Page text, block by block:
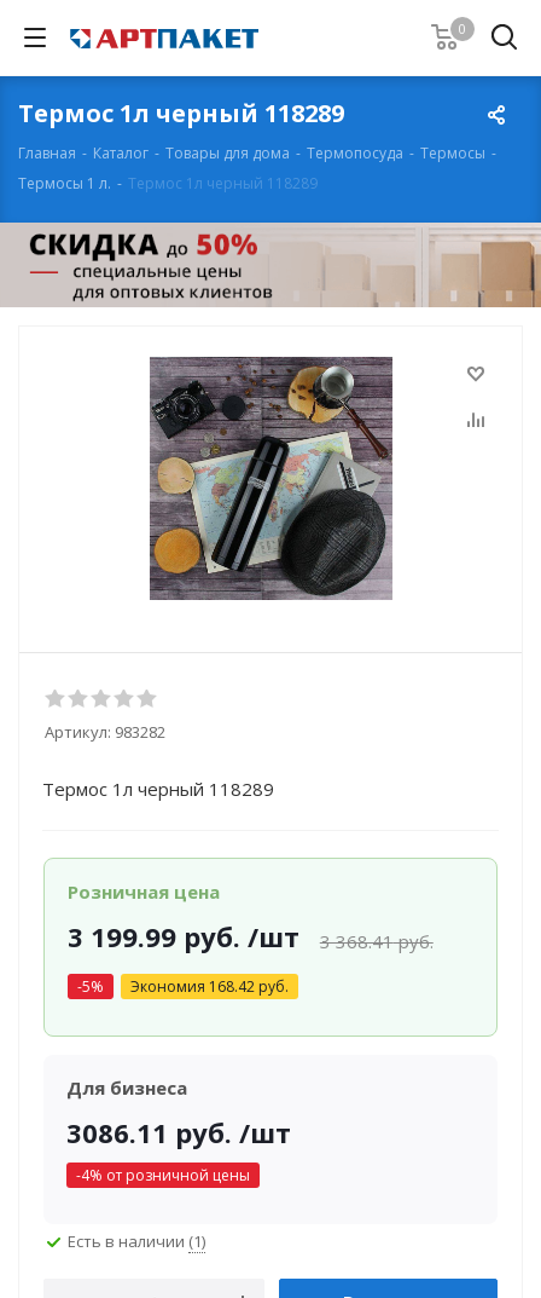
0
Термос 1л черный 118289
Главная - Каталог - Товары для дома - Термопосуда - Термосы -
Термосы 1 л. - Термос 1л черный 118289
Артикул: 983282
Термос 1л черный 118289
Розничная цена
3 199.99руб. /шт 3 368.41руб.
-5% Экономия 168.42руб.
Для бизнеса
3086.11 руб. /шт
-4% от розничной цены
Есть в наличии (1)